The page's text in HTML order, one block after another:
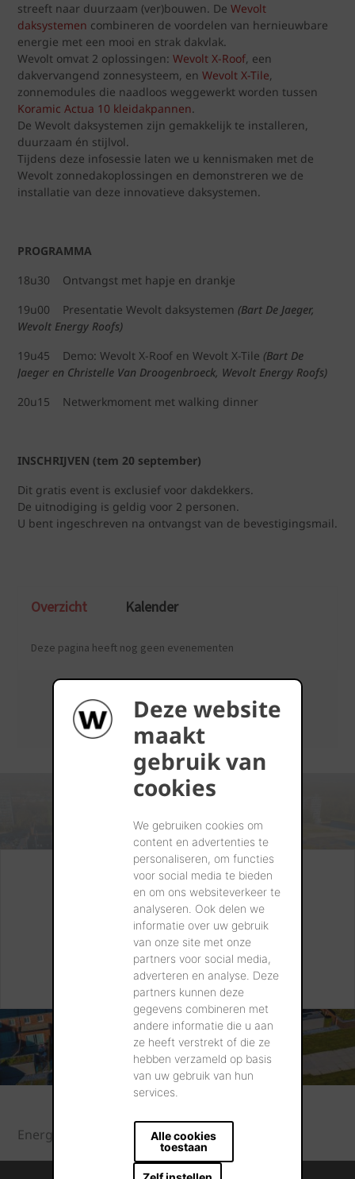
Deze website
maakt
gebruik van
cookies
We gebruiken cookies om
content en advertenties te
personaliseren, om functies
voor social media te bieden
en om ons websiteverkeer te
analyseren. Ook delen we
informatie over uw gebruik
van onze site met onze
partners voor social media,
adverteren en analyse. Deze
partners kunnen deze
gegevens combineren met
andere informatie die u aan
ze heeft verstrekt of die ze
hebben verzameld op basis
van uw gebruik van hun
services.
Alle cookies
toestaan
streeft naar duurzaam (ver)bouwen. De Wevolt
daksystemen combineren de voordelen van hernieuwbare
energie met een mooi en strak dakvlak.
Wevolt omvat 2 oplossingen: Wevolt X-Roof, een
dakvervangend zonnesysteem, en Wevolt X-Tile,
zonnemodules die naadloos weggewerkt worden tussen
Koramic Actua 10 kleidakpannen.
De Wevolt daksystemen zijn gemakkelijk te installeren,
duurzaam én stijlvol.
Tijdens deze infosessie laten we u kennismaken met de
Wevolt zonnedakoplossingen en demonstreren we de
installatie van deze innovatieve daksystemen.
PROGRAMMA
18u30 Ontvangst met hapje en drankje
19u00 Presentatie Wevolt daksystemen (Bart De Jaeger,
Wevolt Energy Roofs)
19u45 Demo: Wevolt X-Roof en Wevolt X-Tile (Bart De
Jaeger en Christelle Van Droogenbroeck, Wevolt Energy Roofs)
20u15 Netwerkmoment met walking dinner
INSCHRIJVEN (tem 20 september)
Dit gratis event is exclusief voor dakdekkers.
De uitnodiging is geldig voor 2 personen.
U bent ingeschreven na ontvangst van de bevestigingsmail.
Vragen over Wevolt?
Wij helpen u graag met uw project!
NEEM CONTACT MET ONS OP
Energie Event Wevolt